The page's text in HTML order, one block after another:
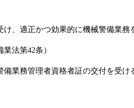
、適正かつ効果的に機械警備業
法第42条）
業務管理者資格者証の交付を受